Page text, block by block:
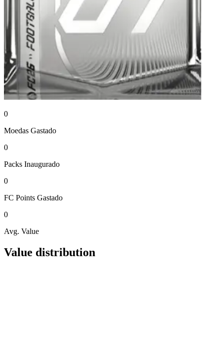
0
Moedas Gastado
0
Packs Inaugurado
0
FC Points Gastado
0
Avg. Value
Value distribution